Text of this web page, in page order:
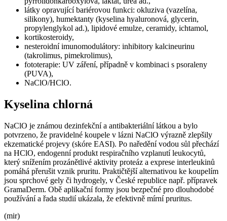
látky opravující bariérovou funkci: okluziva (vazelína,
silikony), humektanty (kyselina hyaluronová, glycerin,
propylenglykol ad.), lipidové emulze, ceramidy, ichtamol,
kortikosteroidy,
nesteroidní imunomodulátory: inhibitory kalcineurinu
(takrolimus, pimekrolimus),
fototerapie: UV záření, případně v kombinaci s psoraleny
(PUVA),
NaClO/HClO.
Kyselina chlorná
NaClO je známou dezinfekční a antibakteriální látkou a bylo
potvrzeno, že pravidelné koupele v lázni NaClO výrazně zlepšily
ekzematické projevy (skóre EASI). Po naředění vodou sůl přechází
na HClO, endogenní produkt respiračního vzplanutí leukocytů,
který snížením prozánětlivé aktivity proteáz a exprese interleukinů
pomáhá přerušit vznik pruritu. Praktičtější alternativou ke koupelím
jsou sprchové gely či hydrogely, v České republice např. přípravek
GramaDerm. Obě aplikační formy jsou bezpečné pro dlouhodobé
používání a řada studií ukázala, že efektivně mírní pruritus.
(mir)